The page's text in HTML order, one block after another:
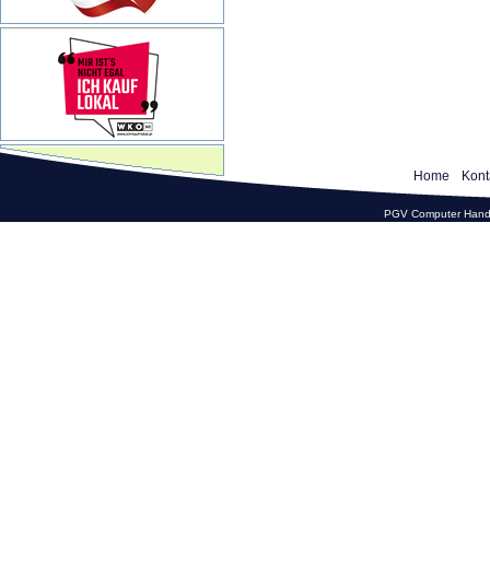
Home
PGV Computer